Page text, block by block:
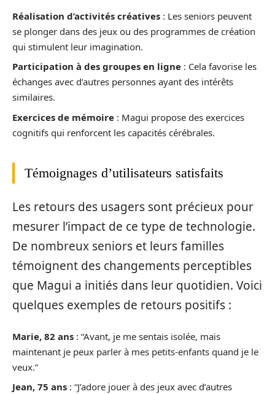
Réalisation d’activités créatives : Les seniors peuvent
se plonger dans des jeux ou des programmes de création
qui stimulent leur imagination.
Participation à des groupes en ligne : Cela favorise les
échanges avec d’autres personnes ayant des intérêts
similaires.
Exercices de mémoire : Magui propose des exercices
cognitifs qui renforcent les capacités cérébrales.
Témoignages d’utilisateurs satisfaits
Les retours des usagers sont précieux pour
mesurer l’impact de ce type de technologie.
De nombreux seniors et leurs familles
témoignent des changements perceptibles
que Magui a initiés dans leur quotidien. Voici
quelques exemples de retours positifs :
Marie, 82 ans : “Avant, je me sentais isolée, mais
maintenant je peux parler à mes petits-enfants quand je le
veux.”
Jean, 75 ans : “J’adore jouer à des jeux avec d’autres